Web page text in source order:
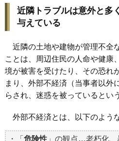
近隣トラブルは意外と多
与えている
近隣の土地や建物が管理不全
ことは、周辺住民の人命や健康
境が被害を受けたり、その恐れ
まり、外部不経済（当事者以外
らされ、迷惑を被っているとい
外部不経済とは、以下のよう
・「 危険性 」の観点…老朽化